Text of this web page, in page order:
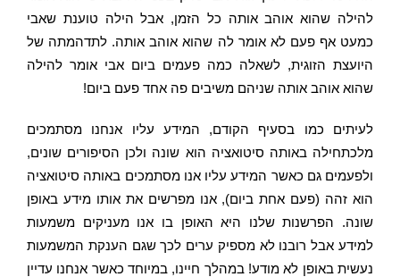
להילה שהוא אוהב אותה כל הזמן, אבל הילה טוענת שאבי
כמעט אף פעם לא אומר לה שהוא אוהב אותה. לתדהמתה של
היועצת הזוגית, לשאלה כמה פעמים ביום אבי אומר להילה
שהוא אוהב אותה שניהם משיבים פה אחד פעם ביום!
לעיתים כמו בסעיף הקודם, המידע עליו אנחנו מסתמכים
מלכתחילה באותה סיטואציה הוא שונה ולכן הסיפורים שונים,
ולפעמים גם כאשר המידע עליו אנו מסתמכים באותה סיטואציה
הוא זהה (פעם אחת ביום), אנו מפרשים את אותו מידע באופן
שונה. הפרשנות שלנו היא האופן בו אנו מעניקים משמעות
למידע אבל רובנו לא מספיק ערים לכך שגם הענקת המשמעות
נעשית באופן לא מודע! במהלך חיינו, במיוחד כאשר אנחנו עדיין